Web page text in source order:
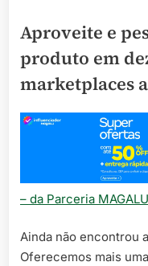
Aproveite e
produto em
marketplaces
– da Parceria MAGALU
Ainda não encontrou
Oferecemos mais